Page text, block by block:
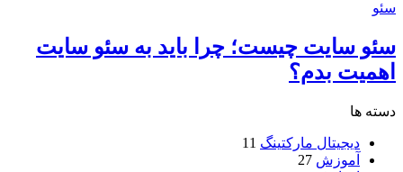
سئو
سئو سایت چیست؛ چرا باید به سئو سایت
اهمیت بدم؟
دسته ها
دیجیتال مارکتینگ 11
آموزش 27